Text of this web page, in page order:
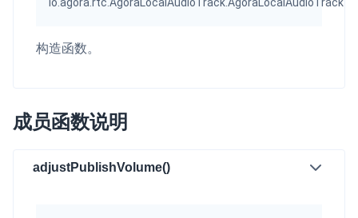
对接国内外多家 CDN 供应商，提供一个整体播放体验最佳的
媒体流加速
为智能硬件提供优质的媒体流传输，实现人与人、人与物、物与
实时互动扩展能力
构造函数。
成员函数说明
adjustPublishVolume()